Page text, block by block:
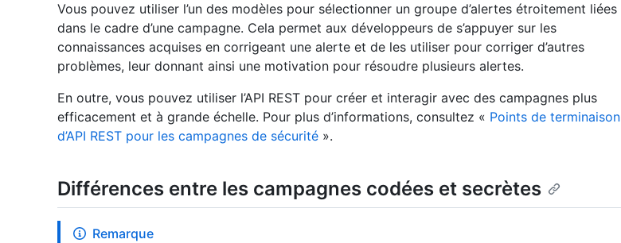
Vous pouvez utiliser l’un des modèles pour sélectionner un groupe d’alertes étroitement liées
dans le cadre d’une campagne. Cela permet aux développeurs de s’appuyer sur les
connaissances acquises en corrigeant une alerte et de les utiliser pour corriger d’autres
problèmes, leur donnant ainsi une motivation pour résoudre plusieurs alertes.
En outre, vous pouvez utiliser l’API REST pour créer et interagir avec des campagnes plus
efficacement et à grande échelle. Pour plus d’informations, consultez « Points de terminaison
d’API REST pour les campagnes de sécurité ».
Différences entre les campagnes codées et secrètes
Remarque